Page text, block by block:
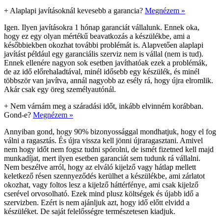
+ Alaplapi javításoknál kevesebb a garancia? Megnézem »
Igen. Ilyen javításokra 1 hónap garanciát vállalunk. Ennek oka,
hogy ez egy olyan mértékű beavatkozás a készülékbe, ami a
későbbiekben okozhat további problémát is. Alapvetően alaplapi
javítást például egy garanciális szerviz nem is vállal (nem is tud).
Ennek ellenére nagyon sok esetben javíthatóak ezek a problémák,
de az idő előrehaladtával, minél idősebb egy készülék, és minél
többször van javítva, annál nagyobb az esély rá, hogy újra elromlik.
Akár csak egy öreg személyautónál.
+ Nem várnám meg a száradási időt, inkább elvinném korábban.
Gond-e? Megnézem »
Annyiban gond, hogy 90% bizonyossággal mondhatjuk, hogy el fog
válni a ragasztás. És újra vissza kell jönni újraragasztani. Amivel
nem hogy időt nem fogsz tudni spórolni, de ismét fizetned kell majd
munkadíjat, mert ilyen esetben garanciát sem tudunk rá vállalni.
Nem beszélve arról, hogy az elváló kijelző vagy hátlap mellett
keletkező résen szennyeződés kerülhet a készülékbe, ami zárlatot
okozhat, vagy foltos lesz a kijelző háttérfénye, ami csak kijelző
cserével orvosolható. Ezek mind plusz költségek és újabb idő a
szervizben. Ezért is nem ajánljuk azt, hogy idő előtt elvidd a
készüléket. De saját felelősségre természetesen kiadjuk.